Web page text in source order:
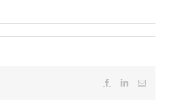
FacebookLinkedInEmail